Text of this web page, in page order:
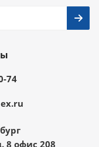
74
8 офис 208